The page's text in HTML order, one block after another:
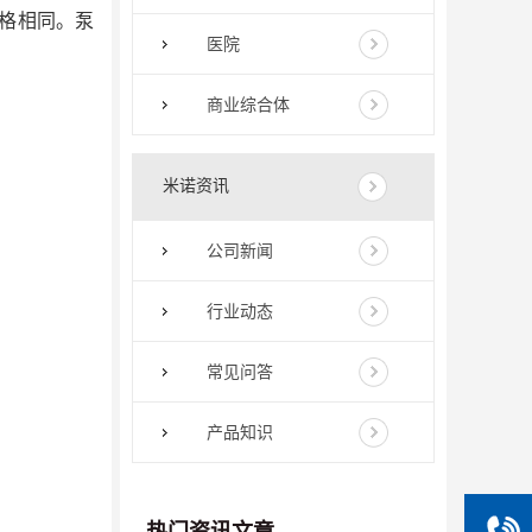
相同。泵
医院
商业综合体
米诺资讯
公司新闻
行业动态
常见问答
产品知识